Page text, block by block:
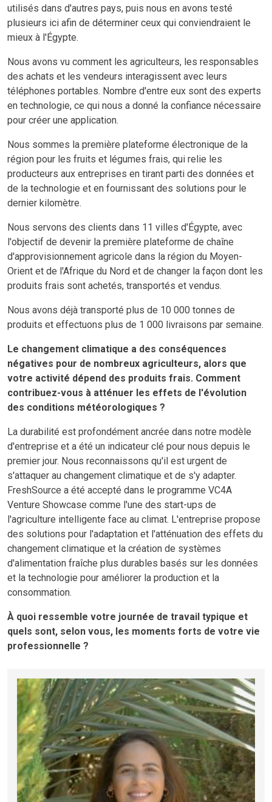
utilisés dans d'autres pays, puis nous en avons testé
plusieurs ici afin de déterminer ceux qui conviendraient le
mieux à l'Égypte.
Nous avons vu comment les agriculteurs, les responsables
des achats et les vendeurs interagissent avec leurs
téléphones portables. Nombre d'entre eux sont des experts
en technologie, ce qui nous a donné la confiance nécessaire
pour créer une application.
Nous sommes la première plateforme électronique de la
région pour les fruits et légumes frais, qui relie les
producteurs aux entreprises en tirant parti des données et
de la technologie et en fournissant des solutions pour le
dernier kilomètre.
Nous servons des clients dans 11 villes d'Égypte, avec
l'objectif de devenir la première plateforme de chaîne
d'approvisionnement agricole dans la région du Moyen-
Orient et de l'Afrique du Nord et de changer la façon dont les
produits frais sont achetés, transportés et vendus.
Nous avons déjà transporté plus de 10 000 tonnes de
produits et effectuons plus de 1 000 livraisons par semaine.
Le changement climatique a des conséquences
négatives pour de nombreux agriculteurs, alors que
votre activité dépend des produits frais. Comment
contribuez-vous à atténuer les effets de l'évolution
des conditions météorologiques ?
La durabilité est profondément ancrée dans notre modèle
d'entreprise et a été un indicateur clé pour nous depuis le
premier jour. Nous reconnaissons qu'il est urgent de
s'attaquer au changement climatique et de s'y adapter.
FreshSource a été accepté dans le programme VC4A
Venture Showcase comme l'une des start-ups de
l'agriculture intelligente face au climat. L'entreprise propose
des solutions pour l'adaptation et l'atténuation des effets du
changement climatique et la création de systèmes
d'alimentation fraîche plus durables basés sur les données
et la technologie pour améliorer la production et la
consommation.
À quoi ressemble votre journée de travail typique et
quels sont, selon vous, les moments forts de votre vie
professionnelle ?